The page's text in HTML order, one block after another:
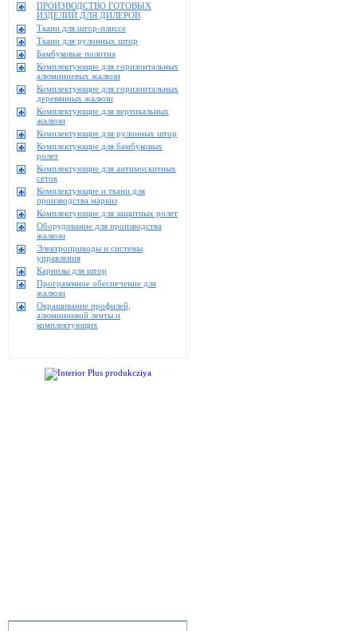
ПРОИЗВОДСТВО ГОТОВЫХ
ИЗДЕЛИЙ ДЛЯ ДИЛЕРОВ
Ткани для штор-плиссе
Ткани для рулонных штор
Бамбуковые полотна
Комплектующие для горизонтальных
алюминиевых жалюзи
Комплектующие для горизонтальных
деревянных жалюзи
Комплектующие для вертикальных
жалюзи
Комплектующие для рулонных штор
Комплектующие для бамбуковых
ролет
Комплектующие для антимоскитных
сеток
Комплектующие и ткани для
производства маркиз
Комплектующие для защитных ролет
Оборудование для производства
жалюзи
Электроприводы и системы
управления
Карнизы для штор
Программное обеспечение для
жалюзи
Окрашивание профилей,
алюминиевой ленты и
комплектующих